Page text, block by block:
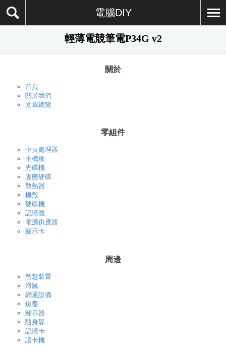
電腦DIY
輕薄電競筆電P34G v2
關於
首頁
關於我們
文章總覽
零組件
中央處理器
主機板
光碟機
固態硬碟
散熱器
機殼
硬碟機
記憶體
電源供應器
顯示卡
周邊
智慧裝置
滑鼠
網通設備
鍵盤
顯示器
隨身碟
記憶卡
讀卡機